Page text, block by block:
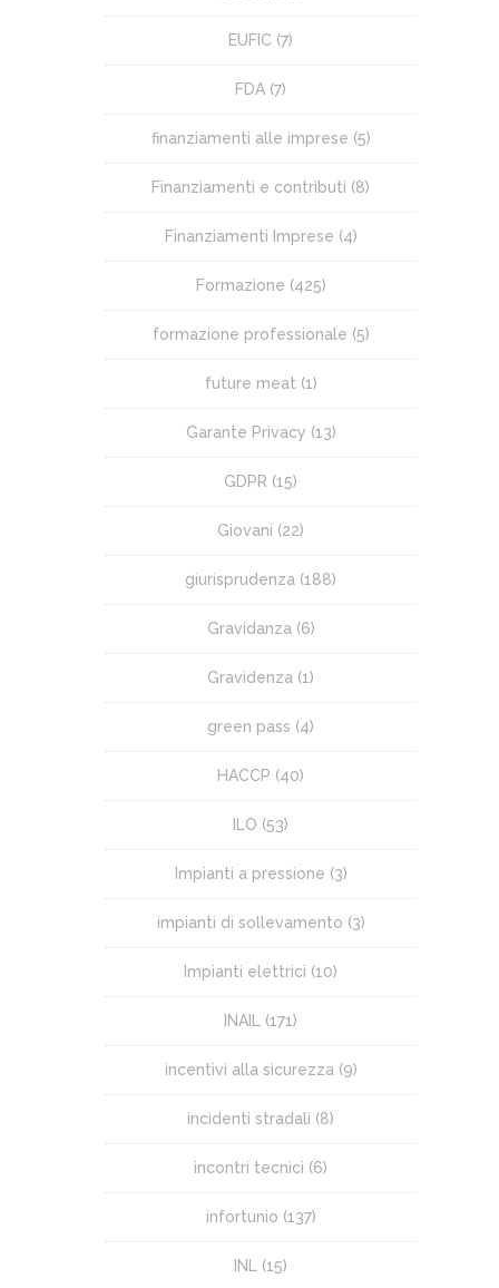
EUFIC (7)
FDA (7)
finanziamenti alle imprese (5)
Finanziamenti e contributi (8)
Finanziamenti Imprese (4)
Formazione (425)
formazione professionale (5)
future meat (1)
Garante Privacy (13)
GDPR (15)
Giovani (22)
giurisprudenza (188)
Gravidanza (6)
Gravidenza (1)
green pass (4)
HACCP (40)
ILO (53)
Impianti a pressione (3)
impianti di sollevamento (3)
Impianti elettrici (10)
INAIL (171)
incentivi alla sicurezza (9)
incidenti stradali (8)
incontri tecnici (6)
infortunio (137)
INL (15)